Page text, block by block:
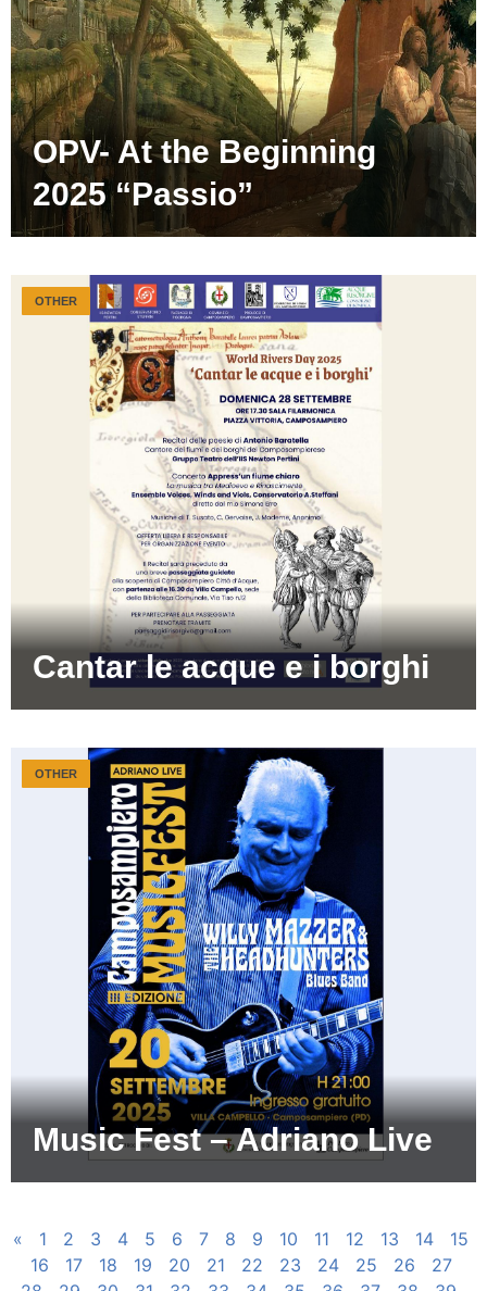
OPV- At the Beginning
2025 “Passio”
Cantar le acque e i borghi
OTHER
Music Fest – Adriano Live
OTHER
« 1 2 3 4 5 6 7 8 9 10 11 12 13 14
15
16
17 18 19 20 21 22 23 24 25 26
27